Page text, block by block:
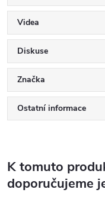
Videa
Diskuse
Značka
Ostatní informace
K tomuto
doporučujeme